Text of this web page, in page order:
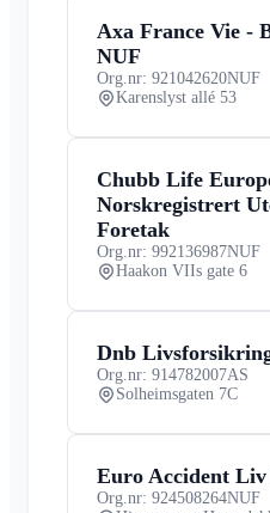
Axa France Vie -
NUF
Org.nr: 921042620NUF
Karenslyst allé 53
Chubb Life
Norskregistrert
Foretak
Org.nr: 992136987NUF
Haakon VIIs gate 6
Dnb
Org.nr: 914782007AS
Solheimsgaten 7C
Euro Accident
Org.nr: 924508264NUF